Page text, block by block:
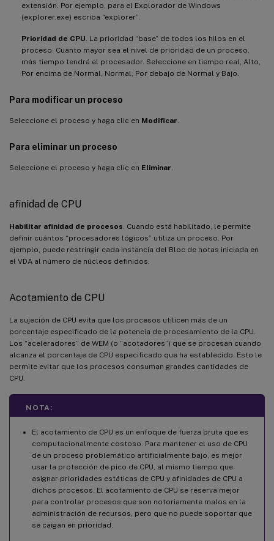
extensión. Por ejemplo, para el Explorador de Windows
(explorer.exe) escriba “explorer”.
Prioridad de CPU . La prioridad “base” de todos los hilos en el
proceso. Cuanto mayor sea el nivel de prioridad de un proceso,
más tiempo tendrá el procesador. Seleccione en tiempo real, Alto,
Por encima de Normal, Normal, Por debajo de Normal y Bajo.
Para modificar un proceso
Seleccione el proceso y haga clic en Modificar
Para eliminar un proceso
Seleccione el proceso y haga clic en Eliminar
afinidad de CPU
Habilitar afinidad de procesos . Cuando está habilitado, le permite
definir cuántos “procesadores lógicos” utiliza un proceso. Por
ejemplo, puede restringir cada instancia del Bloc de notas iniciada en
el VDA al número de núcleos definidos.
Acotamiento de CPU
La sujeción de CPU evita que los procesos utilicen más de un
porcentaje especificado de la potencia de procesamiento de la CPU.
Los “aceleradores” de WEM (o “acotadores”) que se procesan cuando
alcanza el porcentaje de CPU especificado que ha establecido. Esto le
permite evitar que los procesos consuman grandes cantidades de
CPU.
NOTA:
El acotamiento de CPU es un enfoque de fuerza bruta que es
computacionalmente costoso. Para mantener el uso de CPU
de un proceso problemático artificialmente bajo, es mejor
usar la protección de pico de CPU, al mismo tiempo que
asignar prioridades estáticas de CPU y afinidades de CPU a
dichos procesos. El acotamiento de CPU se reserva mejor
para controlar procesos que son notoriamente malos en la
administración de recursos, pero que no puede soportar que
se caigan en prioridad.